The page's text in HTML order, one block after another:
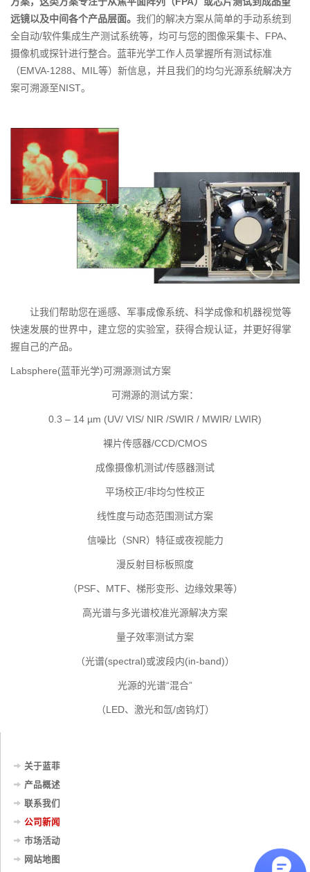
远镜以及中间各个产品层面。 我们的解决方案从简单的手动系统到
全自动/软件集成生产测试系统等，均可与您的图像采集卡、FPA、
摄像机或探针进行整合。蓝菲光学工作人员掌握所有测试标准
（EMVA-1288、MIL等）新信息，并且我们的均匀光源系统解决方
案可溯源至NIST。
让我们帮助您在遥感、军事成像系统、科学成像和机器视觉等
快速发展的世界中，建立您的实验室，获得合规认证，并更好得掌
握自己的产品。
Labsphere(蓝菲光学)可溯源测试方案
可溯源的测试方案：
0.3 – 14 µm (UV/ VIS/ NIR /SWIR / MWIR/ LWIR)
裸片传感器/CCD/CMOS
成像摄像机测试/传感器测试
平场校正/非均匀性校正
线性度与动态范围测试方案
信噪比（SNR）特征或夜视能力
漫反射目标板照度
（PSF、MTF、梯形变形、边缘效果等）
高光谱与多光谱校准光源解决方案
量子效率测试方案
（光谱(spectral)或波段内(in-band)）
光源的光谱“混合”
（LED、激光和氙/卤钨灯）
关于蓝菲
产品概述
联系我们
公司新闻
市场活动
网站地图